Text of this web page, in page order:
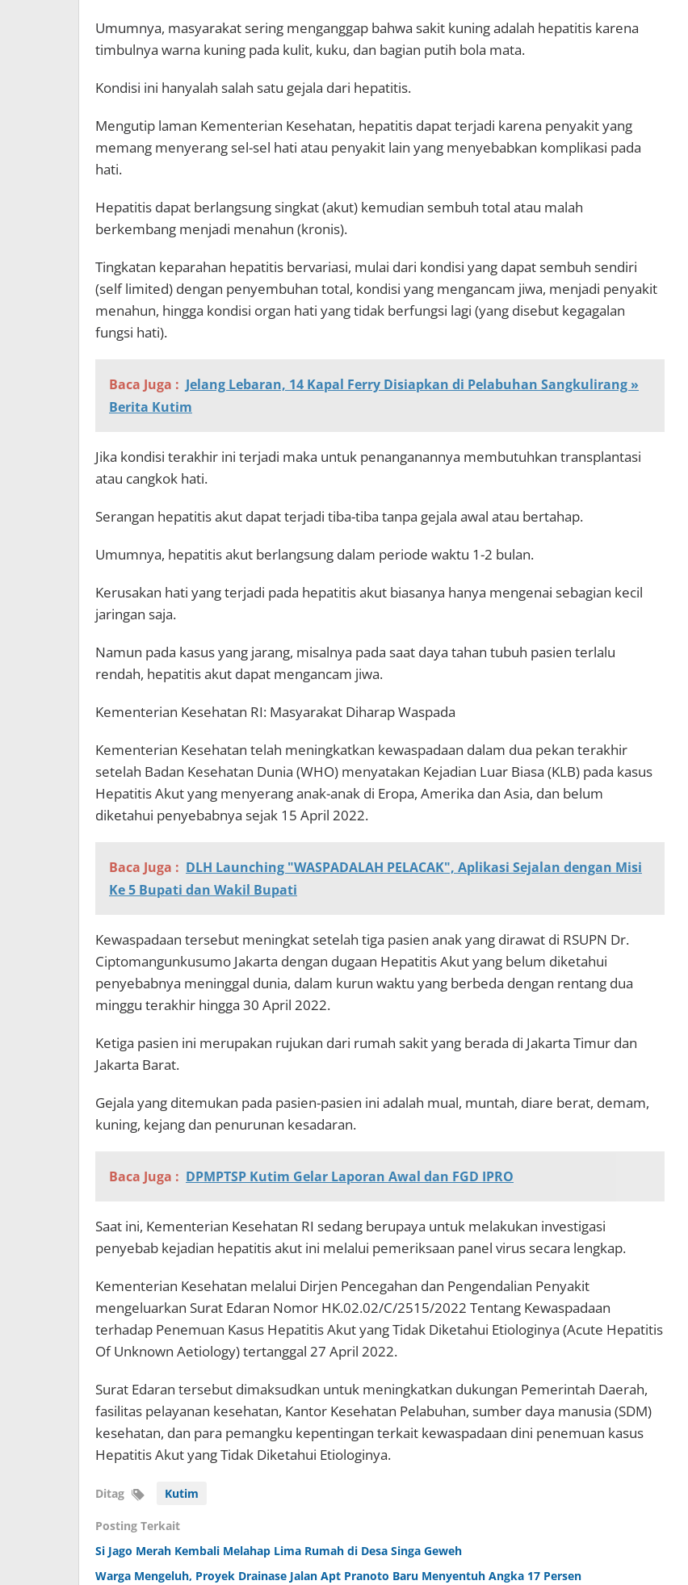
Umumnya, masyarakat sering menganggap bahwa sakit kuning adalah hepatitis karena
timbulnya warna kuning pada kulit, kuku, dan bagian putih bola mata.
Kondisi ini hanyalah salah satu gejala dari hepatitis.
Mengutip laman Kementerian Kesehatan, hepatitis dapat terjadi karena penyakit yang
memang menyerang sel-sel hati atau penyakit lain yang menyebabkan komplikasi pada
hati.
Hepatitis dapat berlangsung singkat (akut) kemudian sembuh total atau malah
berkembang menjadi menahun (kronis).
Tingkatan keparahan hepatitis bervariasi, mulai dari kondisi yang dapat sembuh sendiri
(self limited) dengan penyembuhan total, kondisi yang mengancam jiwa, menjadi penyakit
menahun, hingga kondisi organ hati yang tidak berfungsi lagi (yang disebut kegagalan
fungsi hati).
Baca Juga : Jelang Lebaran, 14 Kapal Ferry Disiapkan di Pelabuhan Sangkulirang »
Berita Kutim
Jika kondisi terakhir ini terjadi maka untuk penanganannya membutuhkan transplantasi
atau cangkok hati.
Serangan hepatitis akut dapat terjadi tiba-tiba tanpa gejala awal atau bertahap.
Umumnya, hepatitis akut berlangsung dalam periode waktu 1-2 bulan.
Kerusakan hati yang terjadi pada hepatitis akut biasanya hanya mengenai sebagian kecil
jaringan saja.
Namun pada kasus yang jarang, misalnya pada saat daya tahan tubuh pasien terlalu
rendah, hepatitis akut dapat mengancam jiwa.
Kementerian Kesehatan RI: Masyarakat Diharap Waspada
Kementerian Kesehatan telah meningkatkan kewaspadaan dalam dua pekan terakhir
setelah Badan Kesehatan Dunia (WHO) menyatakan Kejadian Luar Biasa (KLB) pada kasus
Hepatitis Akut yang menyerang anak-anak di Eropa, Amerika dan Asia, dan belum
diketahui penyebabnya sejak 15 April 2022.
Baca Juga : DLH Launching "WASPADALAH PELACAK", Aplikasi Sejalan dengan Misi
Ke 5 Bupati dan Wakil Bupati
Kewaspadaan tersebut meningkat setelah tiga pasien anak yang dirawat di RSUPN Dr.
Ciptomangunkusumo Jakarta dengan dugaan Hepatitis Akut yang belum diketahui
penyebabnya meninggal dunia, dalam kurun waktu yang berbeda dengan rentang dua
minggu terakhir hingga 30 April 2022.
Ketiga pasien ini merupakan rujukan dari rumah sakit yang berada di Jakarta Timur dan
Jakarta Barat.
Gejala yang ditemukan pada pasien-pasien ini adalah mual, muntah, diare berat, demam,
kuning, kejang dan penurunan kesadaran.
Baca Juga : DPMPTSP Kutim Gelar Laporan Awal dan FGD IPRO
Saat ini, Kementerian Kesehatan RI sedang berupaya untuk melakukan investigasi
penyebab kejadian hepatitis akut ini melalui pemeriksaan panel virus secara lengkap.
Kementerian Kesehatan melalui Dirjen Pencegahan dan Pengendalian Penyakit
mengeluarkan Surat Edaran Nomor HK.02.02/C/2515/2022 Tentang Kewaspadaan
terhadap Penemuan Kasus Hepatitis Akut yang Tidak Diketahui Etiologinya (Acute Hepatitis
Of Unknown Aetiology) tertanggal 27 April 2022.
Surat Edaran tersebut dimaksudkan untuk meningkatkan dukungan Pemerintah Daerah,
fasilitas pelayanan kesehatan, Kantor Kesehatan Pelabuhan, sumber daya manusia (SDM)
kesehatan, dan para pemangku kepentingan terkait kewaspadaan dini penemuan kasus
Hepatitis Akut yang Tidak Diketahui Etiologinya.
Ditag Kutim
Posting Terkait
Si Jago Merah Kembali Melahap Lima Rumah di Desa Singa Geweh
Warga Mengeluh, Proyek Drainase Jalan Apt Pranoto Baru Menyentuh Angka 17 Persen